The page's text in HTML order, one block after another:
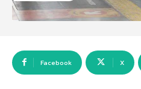
Facebook X